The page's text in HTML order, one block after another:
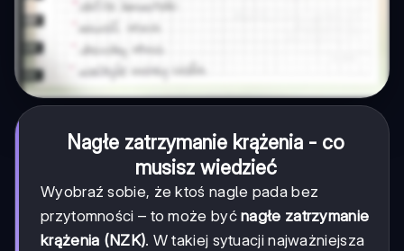
Nagłe zatrzymanie krążenia - co
musisz wiedzieć
Wyobraź sobie, że ktoś nagle pada bez
przytomności – to może byćnagłe zatrzymanie
krążenia (NZK). W takiej sytuacji najważniejsza